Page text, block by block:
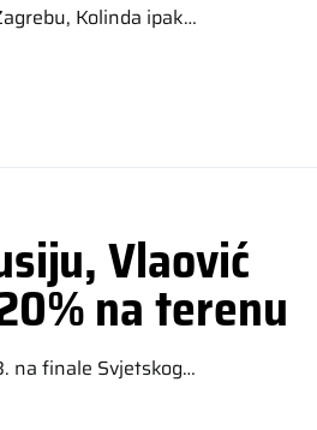
Kolinda ipak…
Vlaović
na terenu
na finale Svjetskog…